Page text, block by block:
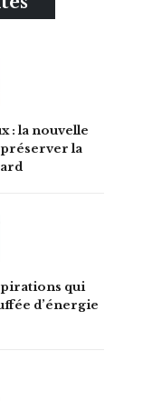
: la nouvelle
la
qui
d’énergie